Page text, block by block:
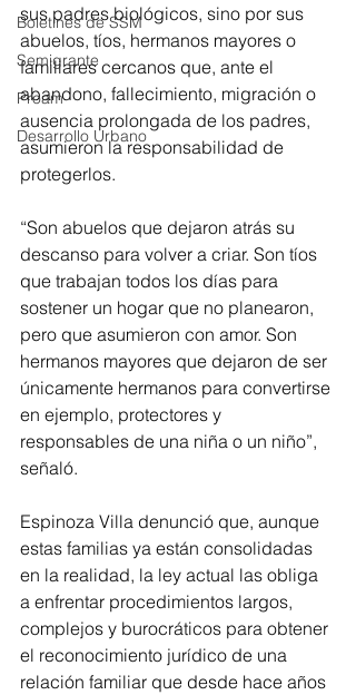
Boletines de SSM
Semigrante
Proam
Desarrollo Urbano
sus padres biológicos, sino por sus
abuelos, tíos, hermanos mayores o
familiares cercanos que, ante el
abandono, fallecimiento, migración o
ausencia prolongada de los padres,
asumieron la responsabilidad de
protegerlos.
“Son abuelos que dejaron atrás su
descanso para volver a criar. Son tíos
que trabajan todos los días para
sostener un hogar que no planearon,
pero que asumieron con amor. Son
hermanos mayores que dejaron de ser
únicamente hermanos para convertirse
en ejemplo, protectores y
responsables de una niña o un niño”,
señaló.
Espinoza Villa denunció que, aunque
estas familias ya están consolidadas
en la realidad, la ley actual las obliga
a enfrentar procedimientos largos,
complejos y burocráticos para obtener
el reconocimiento jurídico de una
relación familiar que desde hace años